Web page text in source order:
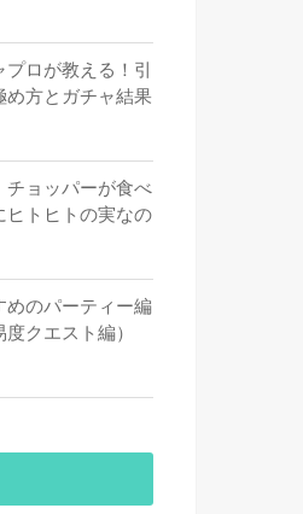
プロが教える！引
め方とガチャ結果
チョッパーが食べ
ヒトヒトの実なの
めのパーティー編
クエスト編）